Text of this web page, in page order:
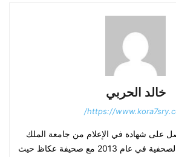
خالد الحربي
https://
على شهادة في الإعلام من جامعة الملك
سعود. بدأت مسيرتي الصحفية في عام 2013 مع صحيفة عكاظ حيث